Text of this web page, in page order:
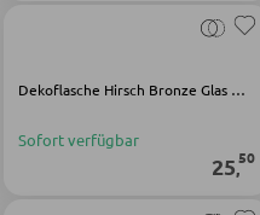
Relaxsessel
Fernsehsessel
HOCKER
Dekoflasche Hirsch Bronze Glas Metall Polyresin
Sofort verfügbar
25,50